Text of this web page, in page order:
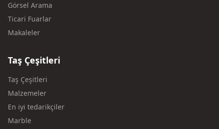
Görsel Arama
Ticari Fuarlar
Makaleler
Taş Çeşitleri
Taş Çeşitleri
Malzemeler
En iyi tedarikçiler
Marble